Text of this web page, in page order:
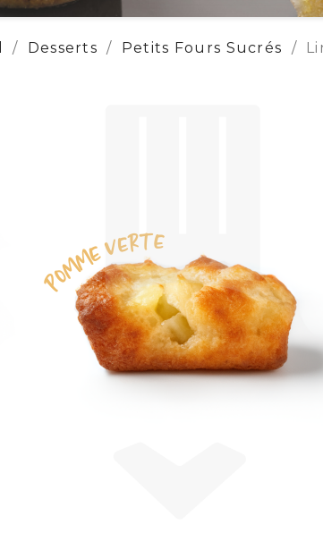
Desserts Petits Fours Sucrés